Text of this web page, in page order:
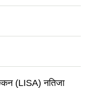
(LISA) नतिजा